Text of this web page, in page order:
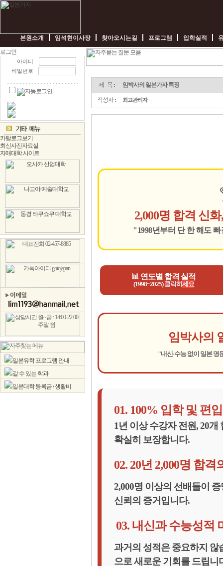
본원소개 임석현이사장 찾아오시는길 프로그램 입학실적
아이디
비밀번호
일본유학 프로그램 안내
갈 수 있는 학과
일본대학 등록금 / 생활비
임
박
사
의
일
본
박
사
제 목 : 임박사의 일본가자 특징
작성자: 최고관리자
2,000명 합격 신
"1998년부터 단 한 해도
📊 연도별 합격 실적
(1998~2025)클릭하세요
임박사의
"내신·수능 없이 일본 명
01. 100% 입학 및 편
1년 이상 수강자 전원, 20
확실히 보장합니다.
02. 20년 2,000명 합
2,000명 이상의 선배들이
신뢰의 증거입니다.
03. 내신과 수능성적
과거의 성적은 중요하지 않
으로 새로운 기회를 드립니